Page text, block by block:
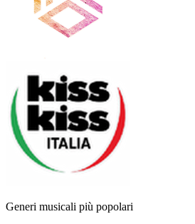
Generi musicali più popolari